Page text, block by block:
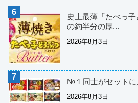
史上最薄「たべっ
の約半分の厚...
2026年8月3日
№１同士がセットに
2026年8月3日